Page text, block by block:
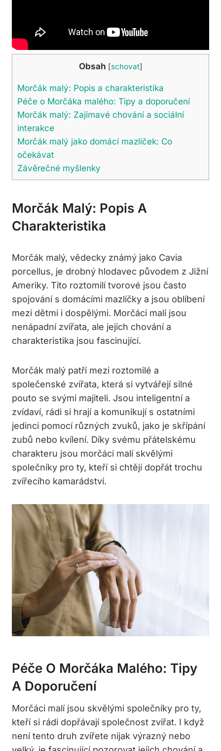
Obsah [schovat]
Morčák malý: Popis a charakteristika
Péče o Morčáka malého: Tipy a doporučení
Morčák malý: Zajímavé chování a sociální
interakce
Morčák malý jako domácí mazlíček: Co
očekávat
Závěrečné myšlenky
Morčák Malý: Popis A
Charakteristika
Morčák malý, vědecky známý jako Cavia
porcellus, je drobný hlodavec původem z Jižní
Ameriky. Tito roztomilí tvorové jsou často
spojování s domácími mazlíčky a jsou oblíbení
mezi dětmi i dospělými. Morčáci malí jsou
nenápadní zvířata, ale jejich chování a
charakteristika jsou fascinující.
Morčák malý patří mezi roztomilé a
společenské zvířata, která si vytvářejí silné
pouto se svými majiteli. Jsou inteligentní a
zvídaví, rádi si hrají a komunikují s ostatními
jedinci pomocí různých zvuků, jako je skřípání
zubů nebo kvílení. Díky svému přátelskému
charakteru jsou morčáci malí skvělými
společníky pro ty, kteří si chtějí dopřát trochu
zvířecího kamarádství.
Péče O Morčáka Malého: Tipy
A Doporučení
Morčáci malí jsou skvělými společníky pro ty,
kteří si rádi dopřávají společnost zvířat. I když
není tento druh zvířete nijak výrazný nebo